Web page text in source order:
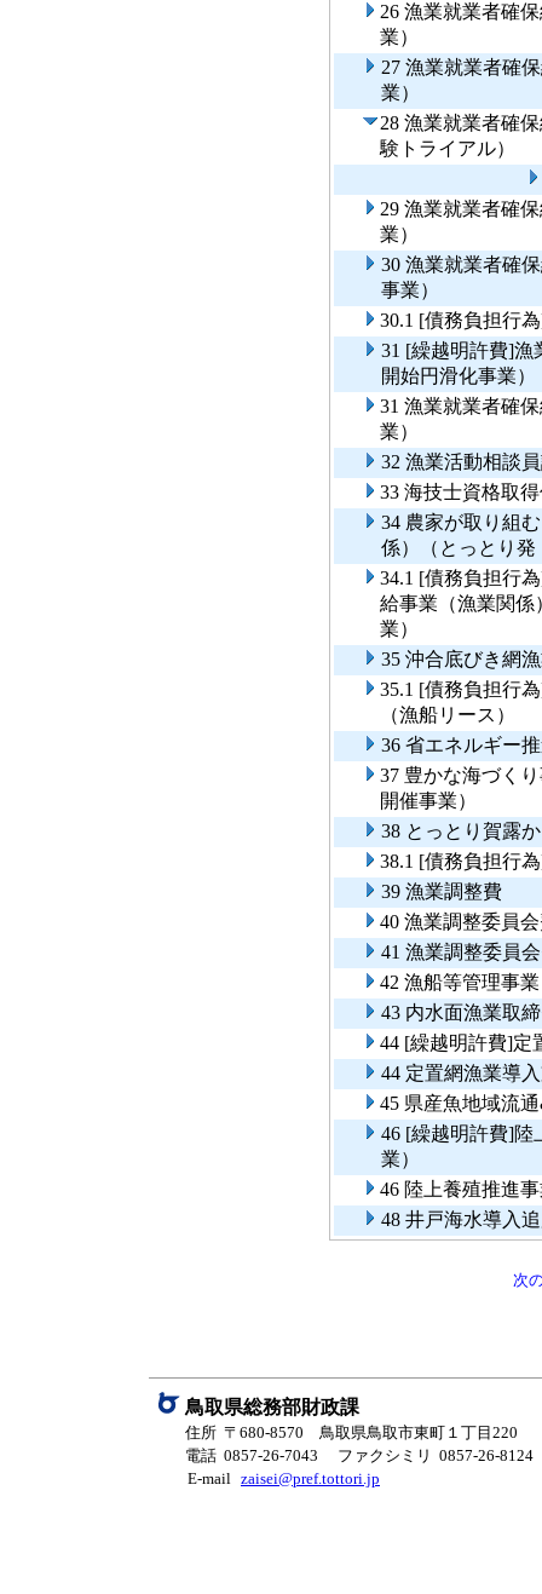
26 漁業就業者確
業）
27 漁業就業者確
業）
28 漁業就業者確
験トライアル）
29 漁業就業者確
業）
30 漁業就業者確
事業）
30.1 [債務負担行
31 [繰越明許費]漁
開始円滑化事業）
31 漁業就業者確
業）
32 漁業活動相談
33 海技士資格取
34 農家が取り組
係）（とっとり
34.1 [債務負担行
給事業（漁業関係
業）
35 沖合底びき網
35.1 [債務負担行
（漁船リース）
36 省エネルギー
37 豊かな海づく
開催事業）
38 とっとり賀露
38.1 [債務負担行
39 漁業調整費
40 漁業調整委員
41 漁業調整委員
42 漁船等管理事業
43 内水面漁業取
44 [繰越明許費]定
44 定置網漁業導
45 県産魚地域流
46 [繰越明許費]陸
業）
46 陸上養殖推進
48 井戸海水導入
次
鳥取県総務部財政課
住所 〒680-8570 鳥取県鳥取市東町１丁目220
電話 0857-26-7043
ファクシミリ 0857-26-8124
E-mail zaisei@pref.tottori.jp